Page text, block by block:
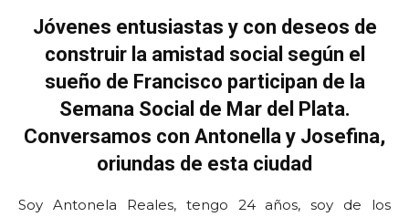
Jóvenes entusiastas y con deseos de
construir la amistad social según el
sueño de Francisco participan de la
Semana Social de Mar del Plata.
Conversamos con Antonella y Josefina,
oriundas de esta ciudad
Soy Antonela Reales, tengo 24 años, soy de los